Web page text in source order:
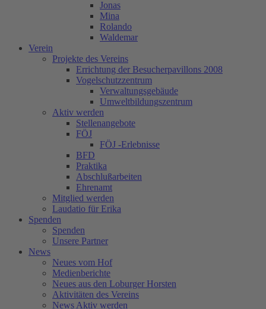
Jonas
Mina
Rolando
Waldemar
Verein
Projekte des Vereins
Errichtung der Besucherpavillons 2008
Vogelschutzzentrum
Verwaltungsgebäude
Umweltbildungszentrum
Aktiv werden
Stellenangebote
FÖJ
FÖJ -Erlebnisse
BFD
Praktika
Abschlußarbeiten
Ehrenamt
Mitglied werden
Laudatio für Erika
Spenden
Spenden
Unsere Partner
News
Neues vom Hof
Medienberichte
Neues aus den Loburger Horsten
Aktivitäten des Vereins
News Aktiv werden